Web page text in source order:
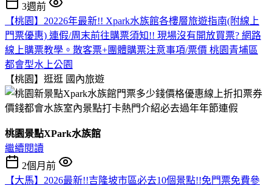
3週前
【桃園】20226年最新!! Xpark水族館各樓層旅遊指南(附線上
門票優惠) 連假/周末前往購票須知!! 現場沒有開放買票? 網路
線上購票教學。散客票+團體購票注意事項/票價 桃園青埔區
都會型水上公園
【桃園】逛逛 國內旅遊
桃園景點XPark水族館
繼續閱讀
2個月前
【大馬】2026最新!!吉隆坡市區必去10個景點!!免門票免費參